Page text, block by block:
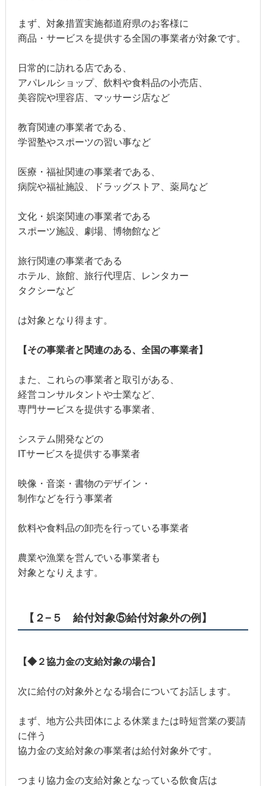
まず、対象措置実施都道府県のお客様に
商品・サービスを提供する全国の事業者が対象です。
日常的に訪れる店である、
アパレルショップ、飲料や食料品の小売店、
美容院や理容店、マッサージ店など
教育関連の事業者である、
学習塾やスポーツの習い事など
医療・福祉関連の事業者である、
病院や福祉施設、ドラッグストア、薬局など
文化・娯楽関連の事業者である
スポーツ施設、劇場、博物館など
旅行関連の事業者である
ホテル、旅館、旅行代理店、レンタカー
タクシーなど
は対象となり得ます。
【その事業者と関連のある、全国の事業者】
また、これらの事業者と取引がある、
経営コンサルタントや士業など、
専門サービスを提供する事業者、
システム開発などの
ITサービスを提供する事業者
映像・音楽・書物のデザイン・
制作などを行う事業者
飲料や食料品の卸売を行っている事業者
農業や漁業を営んでいる事業者も
対象となりえます。
【２−５ 給付対象⑤給付対象外の例】
【◆２協力金の支給対象の場合】
次に給付の対象外となる場合についてお話します。
まず、地方公共団体による休業または時短営業の要請
に伴う
協力金の支給対象の事業者は給付対象外です。
つまり協力金の支給対象となっている飲食店は